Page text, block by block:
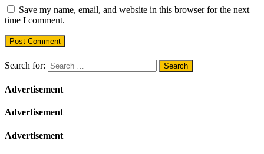
Save my name, email, and website in this browser for the next
time I comment.
Search for:
Advertisement
Advertisement
Advertisement